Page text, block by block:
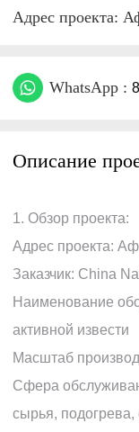
Адрес проекта:
WhatsApp :
Описание
1. Обзор проекта:
Адрес проекта:
Заказчик: China
Наименование
активной извести
Масштаб
Сфера
сырья,